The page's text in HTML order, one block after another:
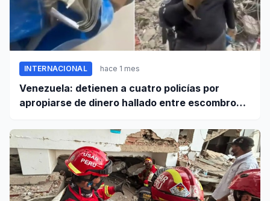
INTERNACIONAL hace 1 mes
Venezuela: detienen a cuatro policías por
apropiarse de dinero hallado entre escombros